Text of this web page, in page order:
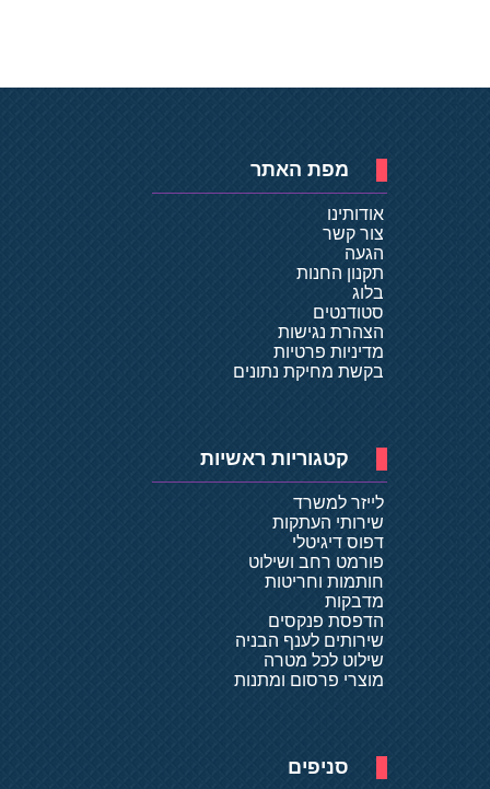
מפת האתר
אודותינו
צור קשר
הגעה
תקנון החנות
בלוג
סטודנטים
הצהרת נגישות
מדיניות פרטיות
בקשת מחיקת נתונים
קטגוריות ראשיות
לייזר למשרד
שירותי העתקות
דפוס דיגיטלי
פורמט רחב ושילוט
חותמות וחריטות
מדבקות
הדפסת פנקסים
שירותים לענף הבניה
שילוט לכל מטרה
מוצרי פרסום ומתנות
סניפים